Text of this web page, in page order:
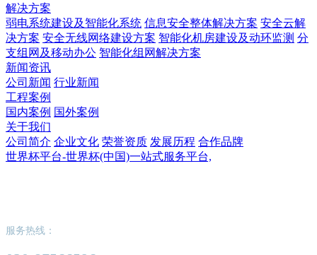
解决方案
弱电系统建设及智能化系统 信息安全整体解决方案 安全云解
决方案 安全无线网络建设方案 智能化机房建设及动环监测 分
支组网及移动办公 智能化组网解决方案
新闻资讯
公司新闻 行业新闻
工程案例
国内案例 国外案例
关于我们
公司简介 企业文化 荣誉资质 发展历程 合作品牌
世界杯平台-世界杯(中国)一站式服务平台,
服务热线：